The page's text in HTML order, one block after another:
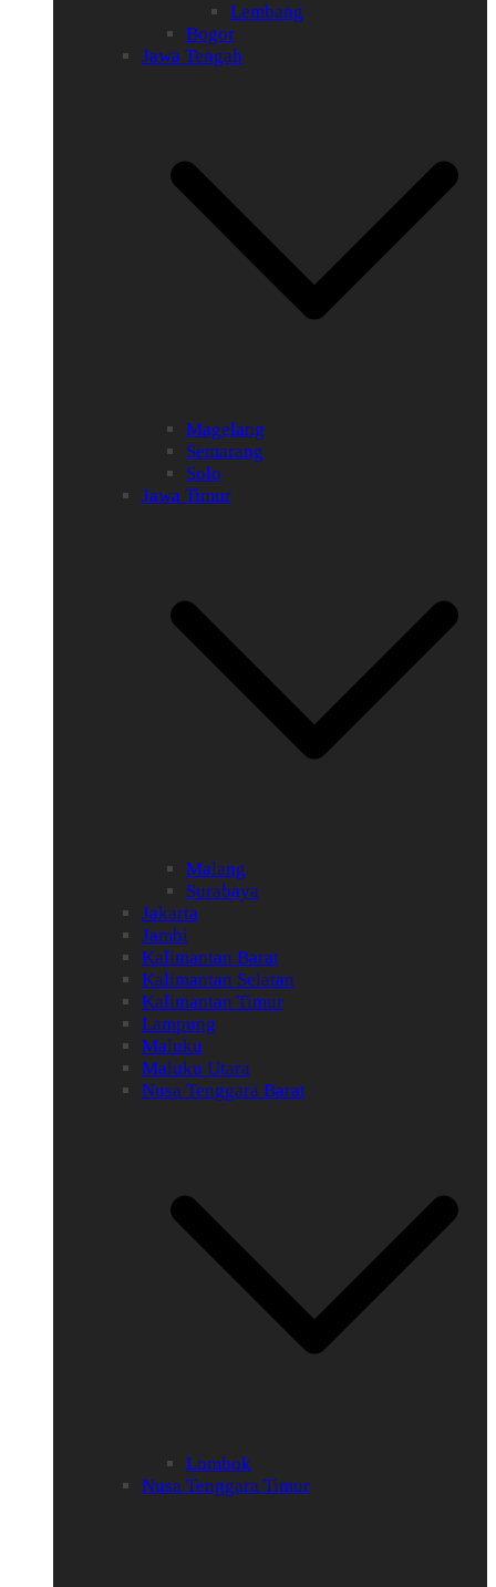
Lembang
Bogor
Jawa Tengah
Magelang
Semarang
Solo
Jawa Timur
Malang
Surabaya
Jakarta
Jambi
Kalimantan Barat
Kalimantan Selatan
Kalimantan Timur
Lampung
Maluku
Maluku Utara
Nusa Tenggara Barat
Lombok
Nusa Tenggara Timur